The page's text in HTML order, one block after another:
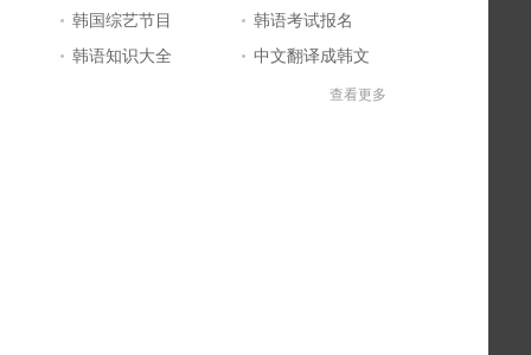
韩国综艺节目
韩语考试报名
韩语知识大全
中文翻译成韩文
查看更多